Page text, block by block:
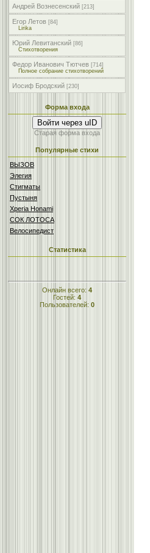
Андрей Вознесенский [213]
Егор Летов [84]
Lirika
Юрий Левитанский [86]
Стихотворения
Федор Иванович Тютчев [714]
Полное собрание стихотворений
Иосиф Бродский [230]
Форма входа
Войти через uID
Старая форма входа
Популярные стихи
ВЫЗОВ
Элегия
Стигматы
Пустыня
Xperia Honami
СОК ЛОТОСА
Велосипедист
Статистика
Онлайн всего: 4
Гостей: 4
Пользователей: 0